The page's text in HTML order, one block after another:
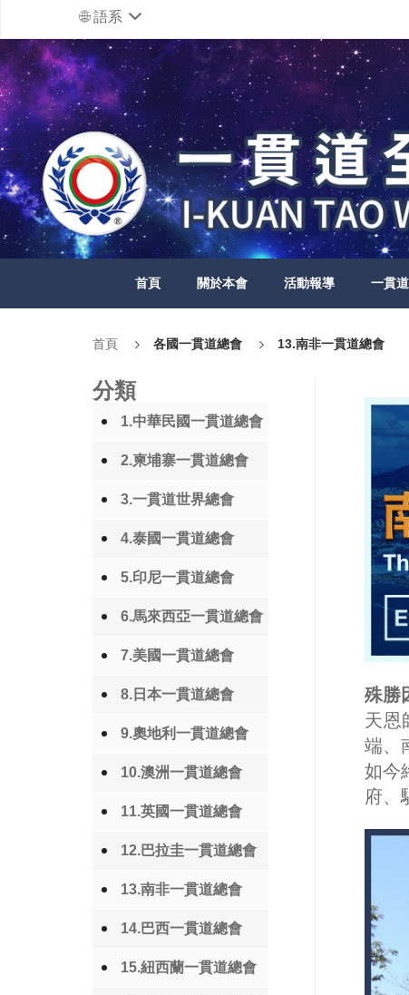
語系
首頁 關於本會 活動報導 一貫
首頁 各國一貫道總會 13.南非一貫道總會
分類
1.中華民國一貫道總會
2.柬埔寨一貫道總會
3.一貫道世界總會
4.泰國一貫道總會
5.印尼一貫道總會
6.馬來西亞一貫道總會
7.美國一貫道總會
8.日本一貫道總會
9.奧地利一貫道總會
10.澳洲一貫道總會
11.英國一貫道總會
12.巴拉圭一貫道總會
13.南非一貫道總會
14.巴西一貫道總會
15.紐西蘭一貫道總會
殊勝
天恩
端、
如今
府、